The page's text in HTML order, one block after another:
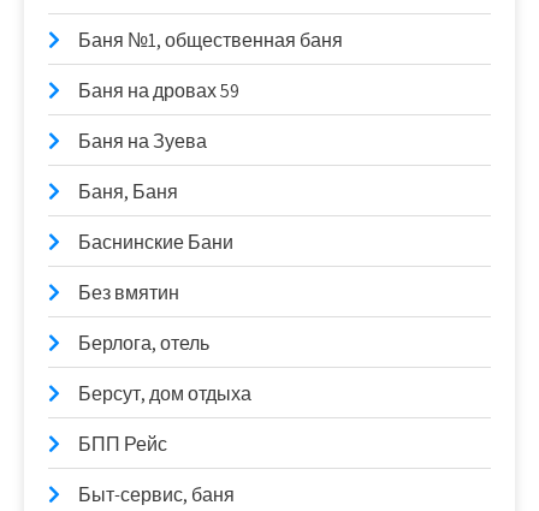
Баня №1, общественная баня
Баня на дровах 59
Баня на Зуева
Баня, Баня
Баснинские Бани
Без вмятин
Берлога, отель
Берсут, дом отдыха
БПП Рейс
Быт-сервис, баня